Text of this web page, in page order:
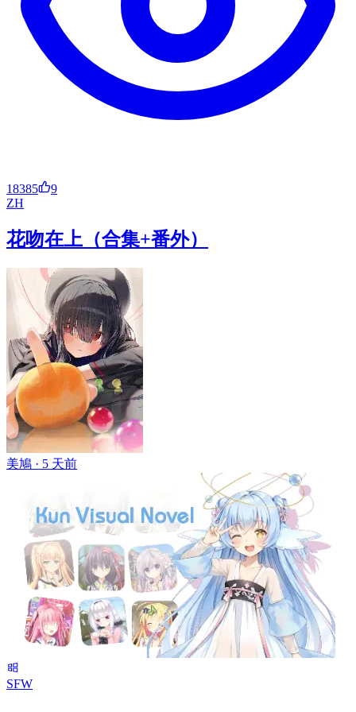
18385
9
ZH
花吻在上（合集+番外）
美鳩 · 5 天前
SFW